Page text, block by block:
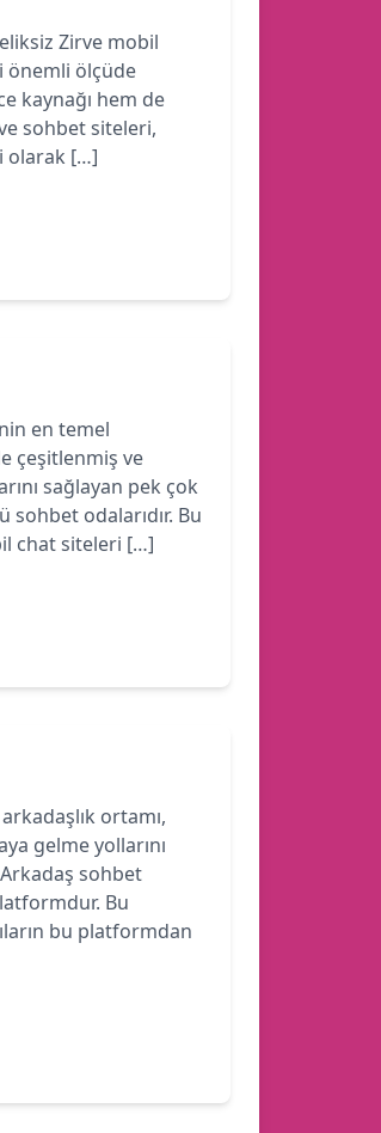
Zirve mobil
önemli ölçüde
kaynağı hem de
sohbet siteleri,
olarak […]
en temel
çeşitlenmiş ve
sağlayan pek çok
odalarıdır. Bu
chat siteleri […]
ortamı,
gelme yollarını
sohbet
Bu
bu platformdan